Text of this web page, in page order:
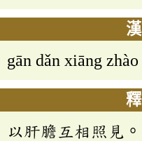
gān dǎn xiāng zhào
以肝膽互相照見